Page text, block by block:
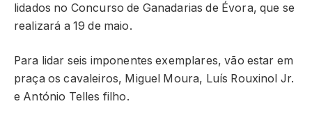
lidados no Concurso de Ganadarias de Évora, que se
realizará a 19 de maio.
Para lidar seis imponentes exemplares, vão estar em
praça os cavaleiros, Miguel Moura, Luís Rouxinol Jr.
e António Telles filho.